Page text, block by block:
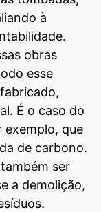
à
obras
esse
É o caso do
que
de carbono.
ser
a demolição,